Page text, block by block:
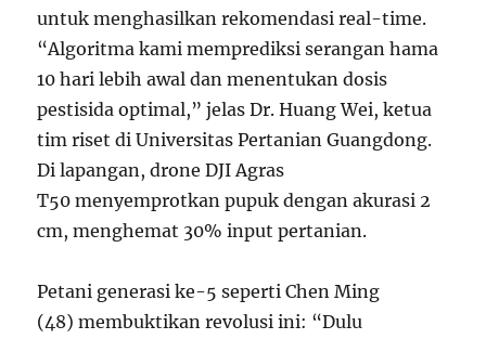
untuk menghasilkan rekomendasi real-time.
“Algoritma kami memprediksi serangan hama
10 hari lebih awal dan menentukan dosis
pestisida optimal,” jelas Dr. Huang Wei, ketua
tim riset di Universitas Pertanian Guangdong.
Di lapangan, drone DJI Agras
T50 menyemprotkan pupuk dengan akurasi 2
cm, menghemat 30% input pertanian.
Petani generasi ke-5 seperti Chen Ming
(48) membuktikan revolusi ini: “Dulu